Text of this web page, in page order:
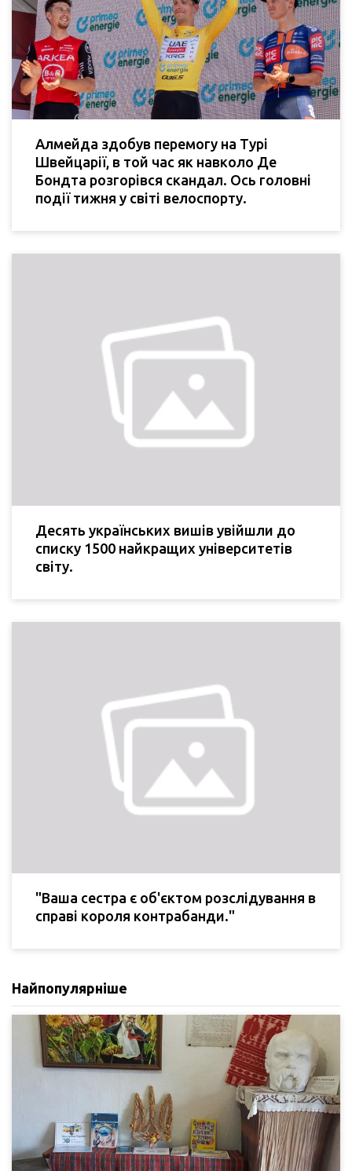
Алмейда здобув перемогу на Турі
Швейцарії, в той час як навколо Де
Бондта розгорівся скандал. Ось головні
події тижня у світі велоспорту.
Десять українських вишів увійшли до
списку 1500 найкращих університетів
світу.
"Ваша сестра є об'єктом розслідування в
справі короля контрабанди."
Найпопулярніше